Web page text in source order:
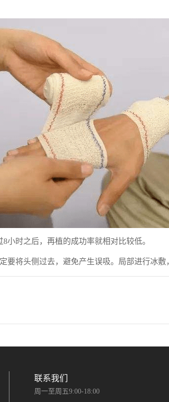
小时之后，再植的成功率就相对比较低。
要将头侧过去，避免产生误吸。局部进行冰敷
联系我们
周一至周五9:00-18:00